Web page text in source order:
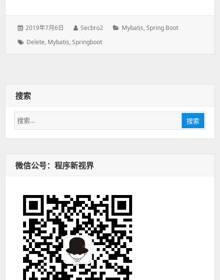
发
于：
2019年7月6日
作
Secbro2
分
Mybatis,Spring Boot
标
Delete, Mybatis,Springboot
搜索
搜
索：
搜索
微信公号：程序新视界